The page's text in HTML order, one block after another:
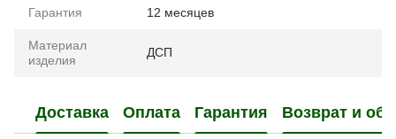
Гарантия 12 месяцев
Материал
изделия
ДСП
Доставка Оплата Гарантия Возврат и